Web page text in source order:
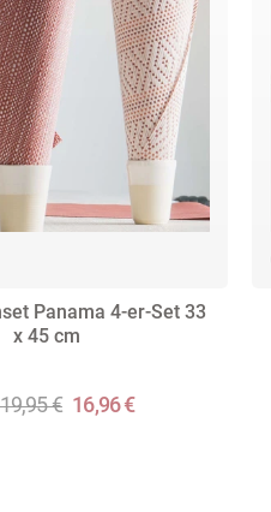
Panama 4-er-Set 33
x 45 cm
€ 16,96 €